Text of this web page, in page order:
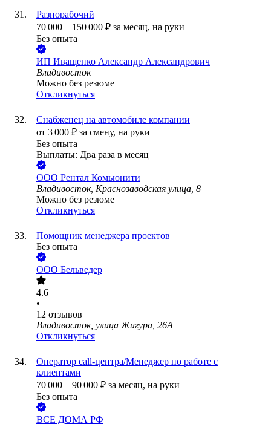
Разнорабочий
70 000 – 150 000 ₽ за месяц, на руки
Без опыта
ИП Иващенко Александр Александрович
Владивосток
Можно без резюме
Откликнуться
Снабженец на автомобиле компании
от 3 000 ₽ за смену, на руки
Без опыта
Выплаты: Два раза в месяц
ООО Рентал Комьюнити
Владивосток, Краснозаводская улица, 8
Можно без резюме
Откликнуться
Помощник менеджера проектов
Без опыта
ООО Бельведер
4.6
•
12 отзывов
Владивосток, улица Жигура, 26А
Откликнуться
Оператор call-центра/Менеджер по работе с
клиентами
70 000 – 90 000 ₽ за месяц, на руки
Без опыта
ВСЕ ДОМА РФ